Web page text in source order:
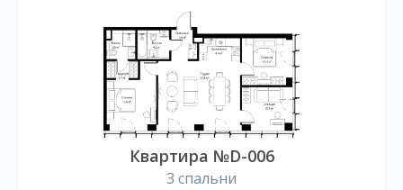
Квартира №D-006
3 спальни